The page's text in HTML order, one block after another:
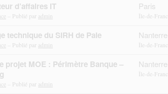
d’affaires IT
– Publié par admin
Paris
Île-de-
technique du SIRH de Paie
– Publié par admin
Nanterre
Île-de-
projet MOE : Périmètre Banque –
– Publié par admin
Nanterre
Île-de-